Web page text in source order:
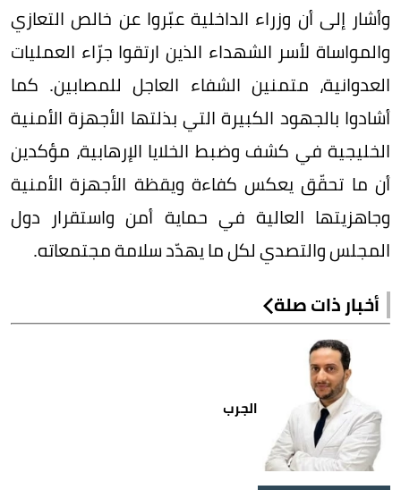
وأشار إلى أن وزراء الداخلية عبّروا عن خالص التعازي
والمواساة لأسر الشهداء الذين ارتقوا جرّاء العمليات
العدوانية، متمنين الشفاء العاجل للمصابين. كما
أشادوا بالجهود الكبيرة التي بذلتها الأجهزة الأمنية
الخليجية في كشف وضبط الخلايا الإرهابية، مؤكدين
أن ما تحقّق يعكس كفاءة ويقظة الأجهزة الأمنية
وجاهزيتها العالية في حماية أمن واستقرار دول
المجلس والتصدي لكل ما يهدّد سلامة مجتمعاته.
أخبار ذات صلة
الجرب